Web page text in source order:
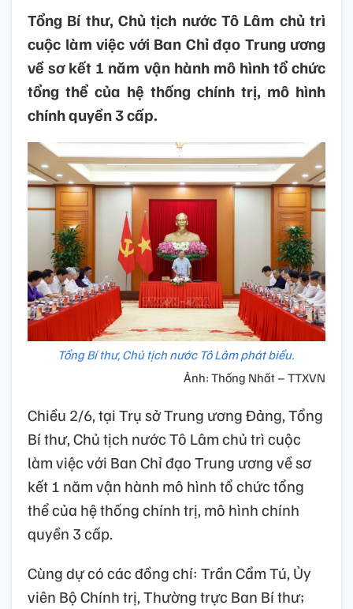
Tổng Bí thư, Chủ tịch nước Tô Lâm chủ trì
cuộc làm việc với Ban Chỉ đạo Trung ương
về sơ kết 1 năm vận hành mô hình tổ chức
tổng thể của hệ thống chính trị, mô hình
chính quyền 3 cấp.
Tổng Bí thư, Chủ tịch nước Tô Lâm phát biểu.
Ảnh: Thống Nhất – TTXVN
Chiều 2/6, tại Trụ sở Trung ương Đảng, Tổng
Bí thư, Chủ tịch nước Tô Lâm chủ trì cuộc
làm việc với Ban Chỉ đạo Trung ương về sơ
kết 1 năm vận hành mô hình tổ chức tổng
thể của hệ thống chính trị, mô hình chính
quyền 3 cấp.
Cùng dự có các đồng chí: Trần Cẩm Tú, Ủy
viên Bộ Chính trị, Thường trực Ban Bí thư;